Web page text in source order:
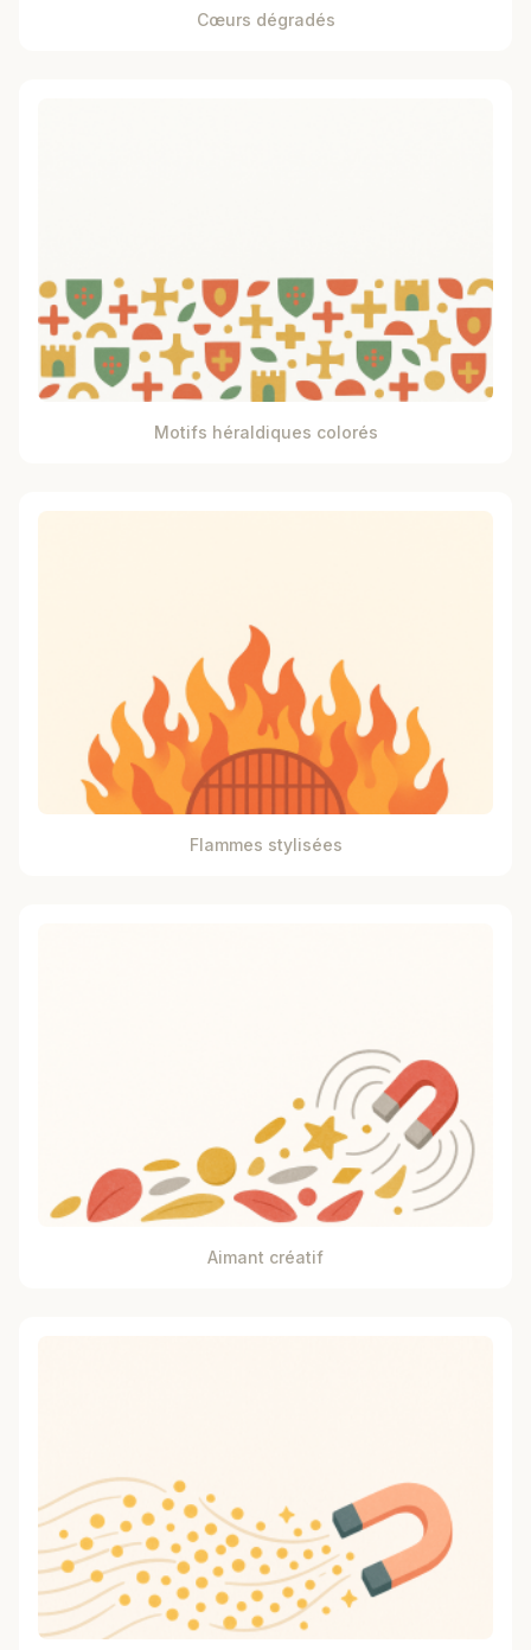
Cœurs dégradés
Motifs héraldiques colorés
Flammes stylisées
Aimant créatif